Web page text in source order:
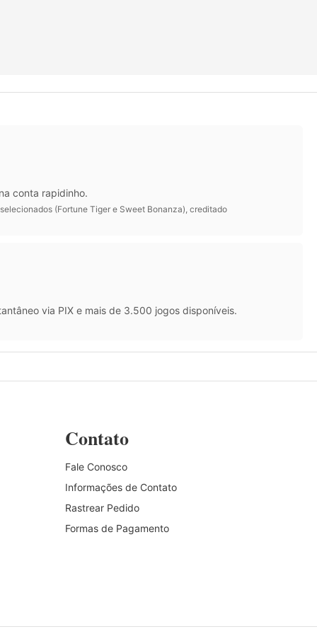
conta rapidinho.
(Fortune Tiger e Sweet Bonanza), creditado
via PIX e mais de 3.500 jogos disponíveis.
Contato
Fale Conosco
Informações de Contato
Rastrear Pedido
Formas de Pagamento